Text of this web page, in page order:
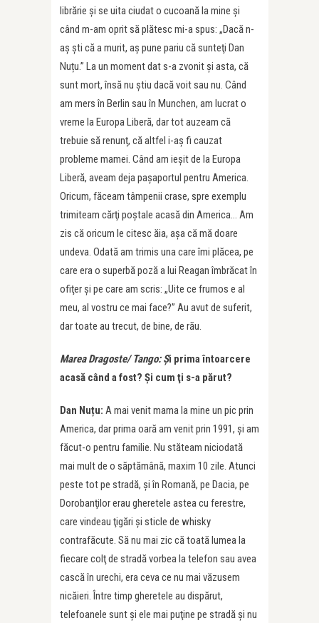
librărie şi se uita ciudat o cucoană la mine şi
când m-am oprit să plătesc mi-a spus: „Dacă n-
aş şti că a murit, aş pune pariu că sunteţi Dan
Nuțu.” La un moment dat s-a zvonit şi asta, că
sunt mort, însă nu ştiu dacă voit sau nu. Când
am mers în Berlin sau în Munchen, am lucrat o
vreme la Europa Liberă, dar tot auzeam că
trebuie să renunț, că altfel i-aş fi cauzat
probleme mamei. Când am ieşit de la Europa
Liberă, aveam deja paşaportul pentru America.
Oricum, făceam tâmpenii crase, spre exemplu
trimiteam cărţi poştale acasă din America… Am
zis că oricum le citesc ăia, aşa că mă doare
undeva. Odată am trimis una care îmi plăcea, pe
care era o superbă poză a lui Reagan îmbrăcat în
ofiţer şi pe care am scris: „Uite ce frumos e al
meu, al vostru ce mai face?” Au avut de suferit,
dar toate au trecut, de bine, de rău.
Marea Dragoste/ Tango: Și prima întoarcere
acasă când a fost? Şi cum ţi s-a părut?
Dan Nuțu: A mai venit mama la mine un pic prin
America, dar prima oară am venit prin 1991, şi am
făcut-o pentru familie. Nu stăteam niciodată
mai mult de o săptămână, maxim 10 zile. Atunci
peste tot pe stradă, şi în Romană, pe Dacia, pe
Dorobanţilor erau gheretele astea cu ferestre,
care vindeau ţigări şi sticle de whisky
contrafăcute. Să nu mai zic că toată lumea la
fiecare colţ de stradă vorbea la telefon sau avea
cască în urechi, era ceva ce nu mai văzusem
nicăieri. Între timp gheretele au dispărut,
telefoanele sunt şi ele mai puţine pe stradă şi nu